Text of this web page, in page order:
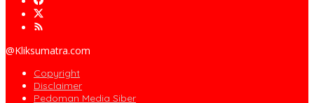
@Kliksumatra.com
Copyright
Disclaimer
Pedoman Media Siber